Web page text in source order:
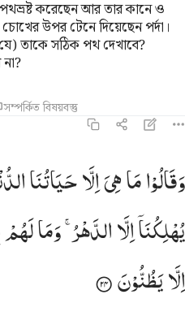
করেছেন আর তার কানে ও
উপর টেনে দিয়েছেন পর্দা।
তাকে সঠিক পথ দেখাবে?
সম্পর্কিত বিষয়বস্তু
وقالوا ما هي الا حياتنا الدنيا نموت
وَقَالُوا۟ مَا هِىَ إِلَّا حَيَاتُنَا ٱلدُّنْيَا نَمُوتُ
وَقَالُوْامَاهِیَاِلَّاحَیَاتُنَا
یُهْلِكُنَاۤاِلَّاالدَّهْرُ ۚ وَمَالَهُمْ
اِلَّایَظُنُّوْنَ